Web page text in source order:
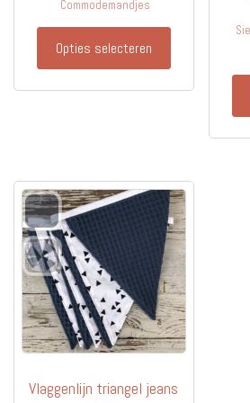
Commodemandjes
Opties selecteren
Dit
kan
gekozen
worden
op
de
productpagina
Vlaggenlijn triangel jeans